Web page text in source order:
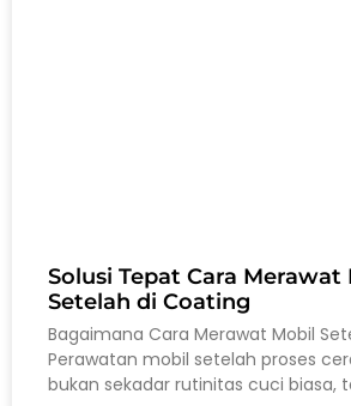
Solusi Tepat Cara Merawat
Setelah di Coating
Bagaimana Cara Merawat Mobil
Perawatan mobil setelah proses
bukan sekadar rutinitas cuci biasa,